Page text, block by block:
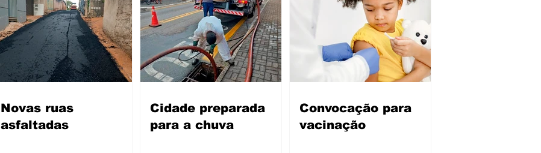
Novas ruas
asfaltadas
Cidade preparada
para a chuva
Convocação para
vacinação